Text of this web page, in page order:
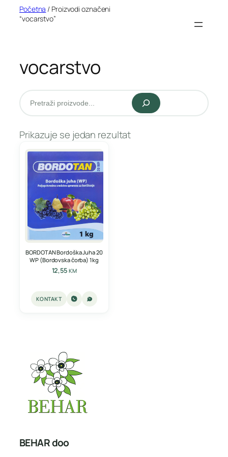
Početna / Proizvodi označeni
“vocarstvo”
vocarstvo
Pretraži
Prikazuje se jedan rezultat
BORDOTAN Bordoška Juha 20
WP (Bordovska čorba) 1kg
12,55 KM
KONTAKT
BEHAR doo